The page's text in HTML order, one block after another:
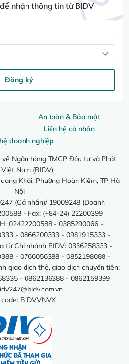
An toàn & Bảo mật
Liên hệ cá nhân
doanh nghiệp
Ngân hàng TMCP Đầu tư và Phát
Nam (BIDV)
Khải, Phường Hoàn Kiếm, TP Hà
Nội
(Cá nhân)/ 19009248 (Doanh
- Fax: (+84-24) 22200399
02422200588 - 0385290066 -
- 0866200333 - 0981915333 -
từ Chi nhánh BIDV: 0336258333 -
- 0766056388 - 0852198088 -
giao dịch thẻ, giao dịch chuyển tiền:
- 0862136388 - 0862159399
BIDVVNVX
nhận thông tin từ BIDV
Đăng ký